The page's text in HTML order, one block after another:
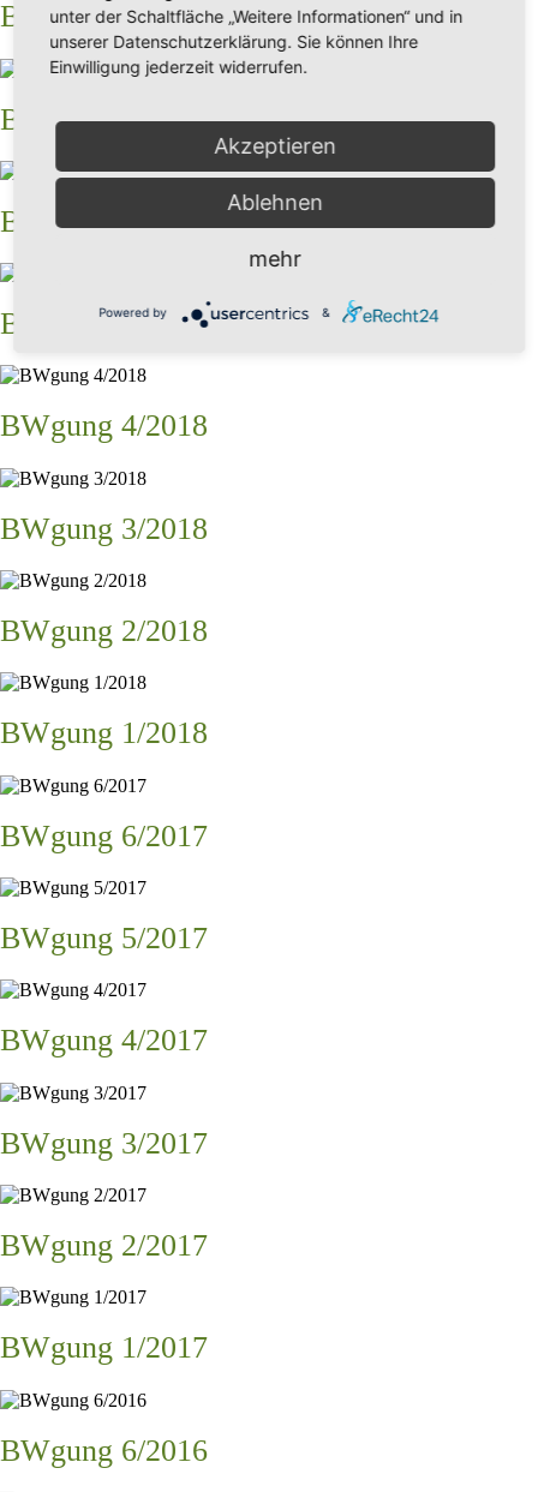
BWgung 2/2019
BWgung 1/2019
BWgung 6/2018
BWgung 5/2018
BWgung 4/2018
BWgung 3/2018
BWgung 2/2018
BWgung 1/2018
BWgung 6/2017
BWgung 5/2017
BWgung 4/2017
BWgung 3/2017
BWgung 2/2017
BWgung 1/2017
BWgung 6/2016
unter der Schaltfläche „Weitere Informationen“ und in
unserer Datenschutzerklärung. Sie können Ihre
Einwilligung jederzeit widerrufen.
Akzeptieren
Ablehnen
mehr
Powered by &